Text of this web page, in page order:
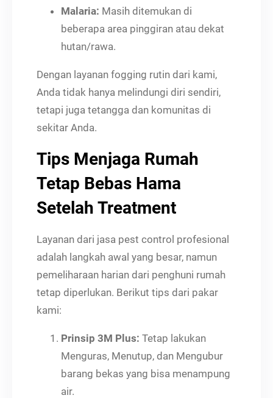
Malaria: Masih ditemukan di
beberapa area pinggiran atau dekat
hutan/rawa.
Dengan layanan fogging rutin dari kami,
Anda tidak hanya melindungi diri sendiri,
tetapi juga tetangga dan komunitas di
sekitar Anda.
Tips Menjaga Rumah
Tetap Bebas Hama
Setelah Treatment
Layanan dari jasa pest control profesional
adalah langkah awal yang besar, namun
pemeliharaan harian dari penghuni rumah
tetap diperlukan. Berikut tips dari pakar
kami:
Prinsip 3M Plus: Tetap lakukan
Menguras, Menutup, dan Mengubur
barang bekas yang bisa menampung
air.